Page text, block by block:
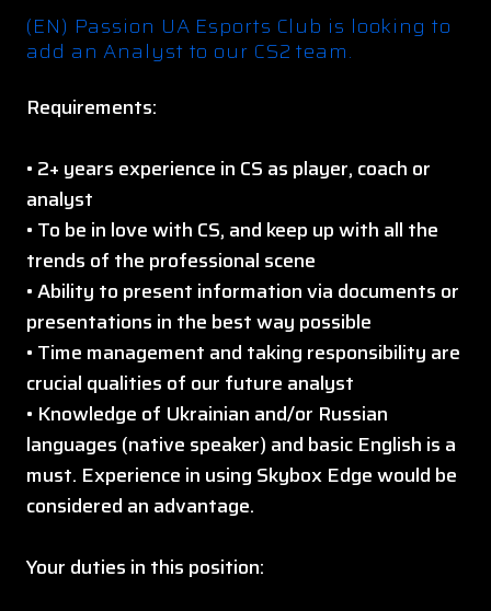
(EN) Passion UA Esports Club is looking to
add an Analyst to our CS2 team.
Requirements:
• 2+ years experience in CS as player, coach or
analyst
• To be in love with CS, and keep up with all the
trends of the professional scene
• Ability to present information via documents or
presentations in the best way possible
• Time management and taking responsibility are
crucial qualities of our future analyst
• Knowledge of Ukrainian and/or Russian
languages (native speaker) and basic English is a
must. Experience in using Skybox Edge would be
considered an advantage.
Your duties in this position: